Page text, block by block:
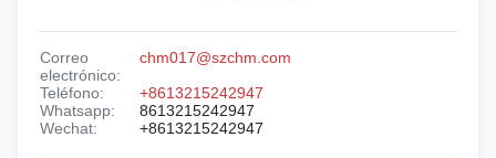
Correo
electrónico:
chm017@szchm.com
Teléfono:
+8613215242947
Whatsapp:
8613215242947
Wechat:
+8613215242947